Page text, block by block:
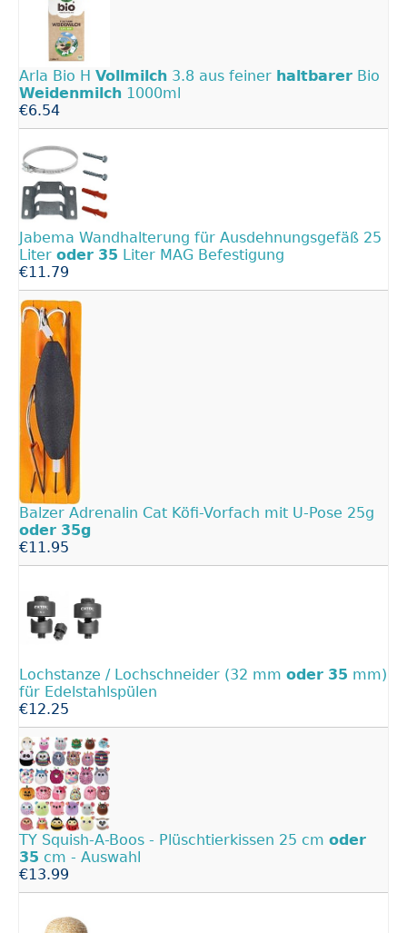
Arla Bio H Vollmilch 3.8 aus feiner haltbarer Bio
Weidenmilch 1000ml
€6.54
Jabema Wandhalterung für Ausdehnungsgefäß 25
Liter oder 35 Liter MAG Befestigung
€11.79
Balzer Adrenalin Cat Köfi-Vorfach mit U-Pose 25g
oder 35g
€11.95
Lochstanze / Lochschneider (32 mm oder 35 mm)
für Edelstahlspülen
€12.25
TY Squish-A-Boos - Plüschtierkissen 25 cm oder
35 cm - Auswahl
€13.99